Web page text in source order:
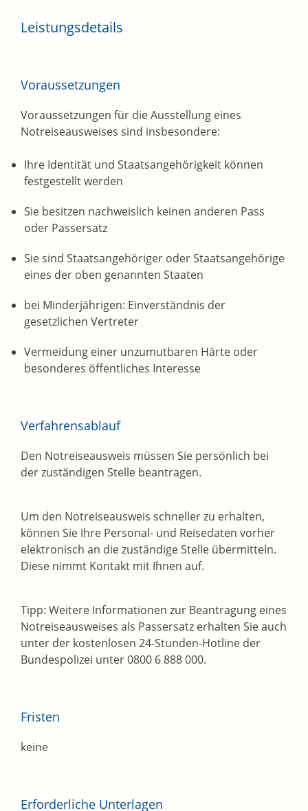
Leistungsdetails
Voraussetzungen
Voraussetzungen für die Ausstellung eines
Notreiseausweises sind insbesondere:
Ihre Identität und Staatsangehörigkeit können
festgestellt werden
Sie besitzen nachweislich keinen anderen Pass
oder Passersatz
Sie sind Staatsangehöriger oder Staatsangehörige
eines der oben genannten Staaten
bei Minderjährigen: Einverständnis der
gesetzlichen Vertreter
Vermeidung einer unzumutbaren Härte oder
besonderes öffentliches Interesse
Verfahrensablauf
Den Notreiseausweis müssen Sie persönlich bei
der zuständigen Stelle beantragen.
Um den Notreiseausweis schneller zu erhalten,
können Sie Ihre Personal- und Reisedaten vorher
elektronisch an die zuständige Stelle übermitteln.
Diese nimmt Kontakt mit Ihnen auf.
Tipp: Weitere Informationen zur Beantragung eines
Notreiseausweises als Passersatz erhalten Sie auch
unter der kostenlosen 24-Stunden-Hotline der
Bundespolizei unter 0800 6 888 000.
Fristen
keine
Erforderliche Unterlagen